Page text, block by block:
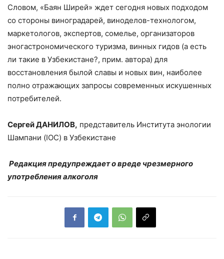
Словом, «Баян Ширей» ждет сегодня новых подходом
со стороны виноградарей, виноделов-технологом,
маркетологов, экспертов, сомелье, организаторов
эногастрономического туризма, винных гидов (а есть
ли такие в Узбекистане?, прим. автора) для
восстановления былой славы и новых вин, наиболее
полно отражающих запросы современных искушенных
потребителей.
Сергей ДАНИЛОВ, представитель Института энологии
Шампани (IOC) в Узбекистане
Редакция предупреждает о вреде чрезмерного
употребления алкоголя